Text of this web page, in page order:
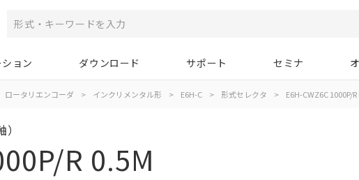
ョン ダウンロード サポート セミナ
ロータリエンコーダ > インクリメンタル形 > E6H-C > 形式セレクタ > E6H-CWZ6C 1000P/R
R 0.5M